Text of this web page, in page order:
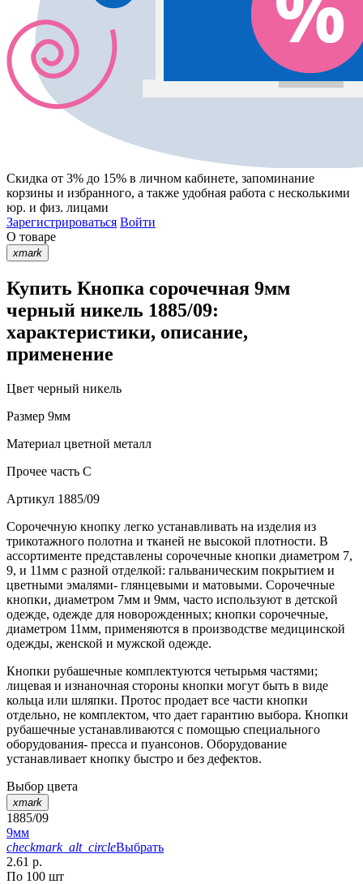
Скидка от 3% до 15% в личном кабинете, запоминание
корзины и избранного, а также удобная работа с несколькими
юр. и физ. лицами
Зарегистрироваться Войти
О товаре
xmark
Купить Кнопка сорочечная 9мм
черный никель 1885/09:
характеристики, описание,
применение
Цвет черный никель
Размер 9мм
Материал цветной металл
Прочее часть С
Артикул 1885/09
Сорочечную кнопку легко устанавливать на изделия из
трикотажного полотна и тканей не высокой плотности. В
ассортименте представлены сорочечные кнопки диаметром 7,
9, и 11мм с разной отделкой: гальваническим покрытием и
цветными эмалями- глянцевыми и матовыми. Сорочечные
кнопки, диаметром 7мм и 9мм, часто используют в детской
одежде, одежде для новорожденных; кнопки сорочечные,
диаметром 11мм, применяются в производстве медицинской
одежды, женской и мужской одежде.
Кнопки рубашечные комплектуются четырьмя частями;
лицевая и изнаночная стороны кнопки могут быть в виде
кольца или шляпки. Протос продает все части кнопки
отдельно, не комплектом, что дает гарантию выбора. Кнопки
рубашечные устанавливаются с помощью специального
оборудования- пресса и пуансонов. Оборудование
устанавливает кнопку быстро и без дефектов.
Выбор цвета
xmark
1885/09
9мм
checkmark_alt_circleВыбрать
2.61 р.
По 100 шт